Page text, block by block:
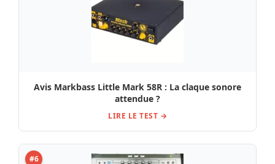
Avis Markbass Little Mark 58R : La claque sonore
attendue ?
LIRE LE TEST →
#6